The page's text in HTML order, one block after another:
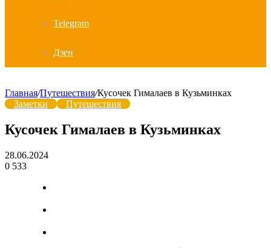
Telegram
Дзен
Главная/Путешествия/Кусочек Гималаев в Кузьминках
Заметки
Путешествия
Кусочек Гималаев в Кузьминках
28.06.2024
0 533